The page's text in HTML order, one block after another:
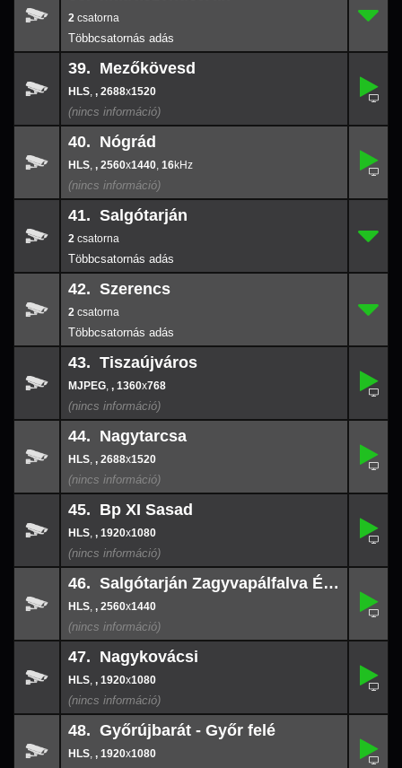
38. 2
39.
39. Mezőkövesd
, , 2688x1520
,
2688x
40.
40. Nógrád
, , 2560x1440, 16
2560x
41.
41. Salgótarján
2
42.
42. Szerencs
2
43.
43. Tiszaújváros
, , 1360x768
1360x
44.
44. Nagytarcsa
, , 2688x1520
,
2688x
45.
45. Bp XI Sasad
, , 1920x1080
,
1920x
46.
46. Salgótarján Zagyvapálfalva ÉÉK
, , 2560x1440
,
2560x
47.
47. Nagykovácsi
, , 1920x1080
,
1920x
48.
48. Győrújbarát - Győr felé
, , 1920x1080
,
1920x